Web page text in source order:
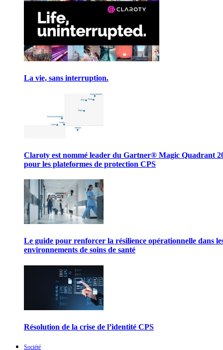
La vie, sans interruption.
Claroty est nommé leader du Gartner® Magic Quadrant
pour les plateformes de protection CPS
Le guide pour renforcer la résilience opérationnelle dans
environnements de soins de santé
Résolution de la crise de l’identité CPS
Société